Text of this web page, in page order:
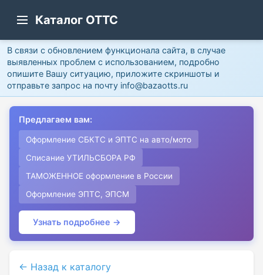
Каталог ОТТС
В связи с обновлением функционала сайта, в случае
выявленных проблем с использованием, подробно
опишите Вашу ситуацию, приложите скриншоты и
отправьте запрос на почту info@bazaotts.ru
Предлагаем вам:
Оформление СБКТС и ЭПТС на авто/мото
Списание УТИЛЬСБОРА РФ
ТАМОЖЕННОЕ оформление в России
Оформление ЭПТС, ЭПСМ
Узнать подробнее →
← Назад к каталогу